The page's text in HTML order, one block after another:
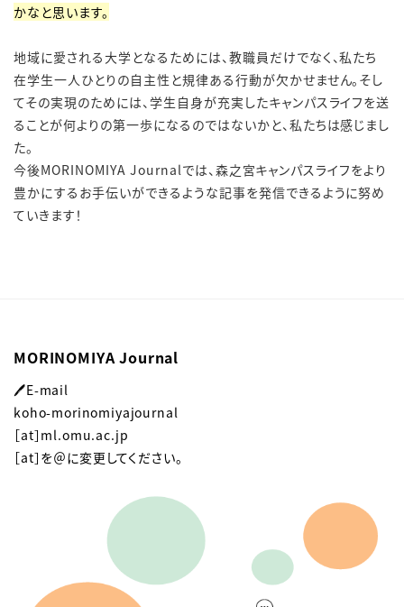
かなと思います。
地域に愛される大学となるためには、教職員だけでなく、私たち
在学生一人ひとりの自主性と規律ある行動が欠かせません。そし
てその実現のためには、学生自身が充実したキャンパスライフを送
ることが何よりの第一歩になるのではないかと、私たちは感じまし
た。
今後MORINOMIYA Journalでは、森之宮キャンパスライフをより
豊かにするお手伝いができるような記事を発信できるように努め
ていきます！
MORINOMIYA Journal
🖊E-mail
koho-morinomiyajournal
［at］ml.omu.ac.jp
［at］を＠に変更してください。